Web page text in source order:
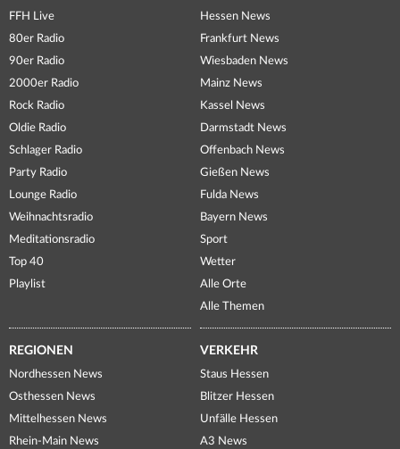
FFH Live
80er Radio
90er Radio
2000er Radio
Rock Radio
Oldie Radio
Schlager Radio
Party Radio
Lounge Radio
Weihnachtsradio
Meditationsradio
Top 40
Playlist
Hessen News
Frankfurt News
Wiesbaden News
Mainz News
Kassel News
Darmstadt News
Offenbach News
Gießen News
Fulda News
Bayern News
Sport
Wetter
Alle Orte
Alle Themen
REGIONEN
Nordhessen News
Osthessen News
Mittelhessen News
Rhein-Main News
VERKEHR
Staus Hessen
Blitzer Hessen
Unfälle Hessen
A3 News